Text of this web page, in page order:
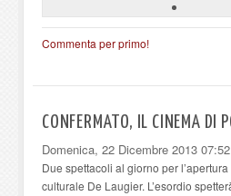
Commenta per primo!
CONFERMATO, IL CINEMA DI
Domenica, 22 Dicembre 2013 07:52
Due spettacoli al giorno per
culturale De Laugier. L’esordio